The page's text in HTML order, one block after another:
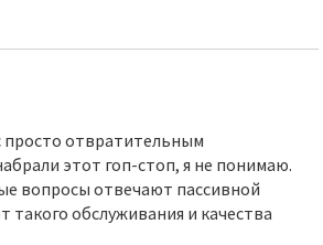
просто отвратительным
этот гоп-стоп, я не понимаю.
вопросы отвечают пассивной
такого обслуживания и качества